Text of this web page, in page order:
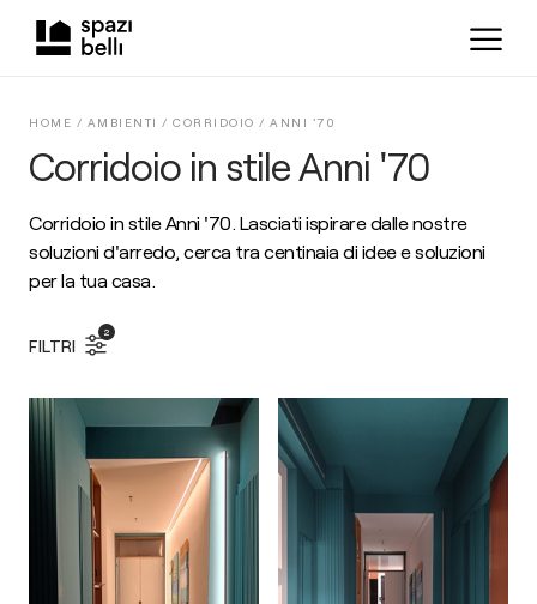
Corridoio in stile Anni '70
HOME / AMBIENTI / CORRIDOIO / ANNI '70
Corridoio in stile Anni '70. Lasciati ispirare dalle nostre
soluzioni d'arredo, cerca tra centinaia di idee e soluzioni
per la tua casa.
FILTRI
2